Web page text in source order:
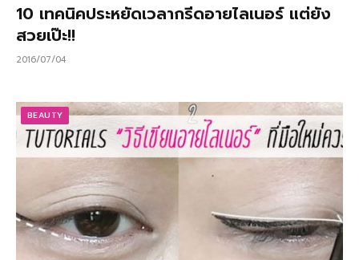
10 เทคนิคประหยัดเวลากรีดอายไลเนอร์ แต่ยัง
สวยเป๊ะ!!
2016/07/04
BEAUTY